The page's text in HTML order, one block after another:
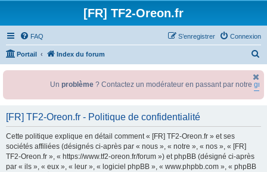
[FR] TF2-Oreon.fr
FAQ Connexion
S’enregistrer
Portail Index du forum
h
r
Unproblème? Contactez un modérateur en passant par notre
[FR] TF2-Oreon.fr - Politique de confidentialité
Cette politique explique en détail comment « [FR] TF2-Oreon.fr » et ses
sociétés affiliées (désignés ci-après par « nous », « notre », « nos », « [FR]
TF2-Oreon.fr », « https://www.tf2-oreon.fr/forum ») et phpBB (désigné ci-après
par « ils », « eux », « leur », « logiciel phpBB », « www.phpbb.com », « phpBB